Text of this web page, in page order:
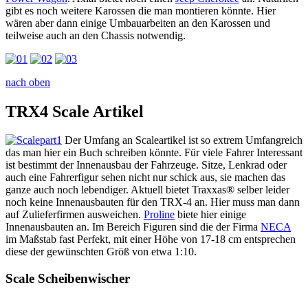
gibt es noch weitere Karossen die man montieren könnte. Hier
wären aber dann einige Umbauarbeiten an den Karossen und
teilweise auch an den Chassis notwendig.
nach oben
TRX4 Scale Artikel
Der Umfang an Scaleartikel ist so extrem Umfangreich
das man hier ein Buch schreiben könnte. Für viele Fahrer Interessant
ist bestimmt der Innenausbau der Fahrzeuge. Sitze, Lenkrad oder
auch eine Fahrerfigur sehen nicht nur schick aus, sie machen das
ganze auch noch lebendiger. Aktuell bietet Traxxas® selber leider
noch keine Innenausbauten für den TRX-4 an. Hier muss man dann
auf Zulieferfirmen ausweichen. Proline biete hier einige
Innenausbauten an. Im Bereich Figuren sind die der Firma NECA
im Maßstab fast Perfekt, mit einer Höhe von 17-18 cm entsprechen
diese der gewünschten Größ von etwa 1:10.
Scale Scheibenwischer